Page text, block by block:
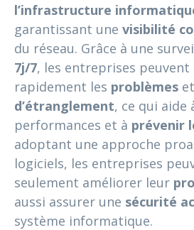
l’infrastructure
garantissant une visibilité
du réseau. Grâce à une
7j/7, les entreprises
rapidement les problèmes
d’étranglement, ce qui aide
performances et à prévenir
adoptant une approche
logiciels, les entreprises
seulement améliorer leur
aussi assurer une sécurité
système informatique.